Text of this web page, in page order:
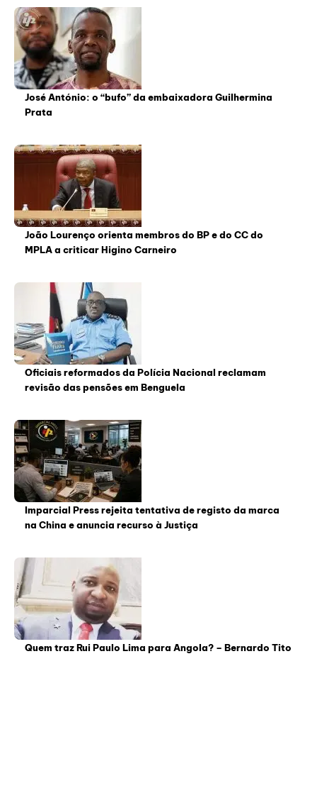
José António: o “bufo” da embaixadora Guilhermina
Prata
João Lourenço orienta membros do BP e do CC do
MPLA a criticar Higino Carneiro
Oficiais reformados da Polícia Nacional reclamam
revisão das pensões em Benguela
Imparcial Press rejeita tentativa de registo da marca
na China e anuncia recurso à Justiça
Quem traz Rui Paulo Lima para Angola? – Bernardo Tito